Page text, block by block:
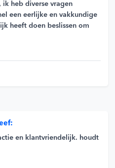
heb diverse vragen
een eerlijke en vakkundige
heeft doen beslissen om
en klantvriendelijk. houdt